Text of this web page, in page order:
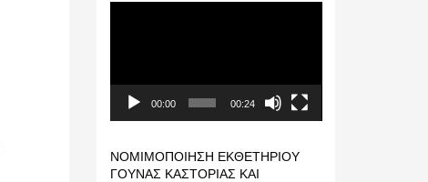
00:00 00:24
ΝΟΜΙΜΟΠΟΊΗΣΗ ΕΚΘΕΤΗΡΊΟΥ
ΓΟΎΝΑΣ ΚΑΣΤΟΡΙΆΣ ΚΑΙ